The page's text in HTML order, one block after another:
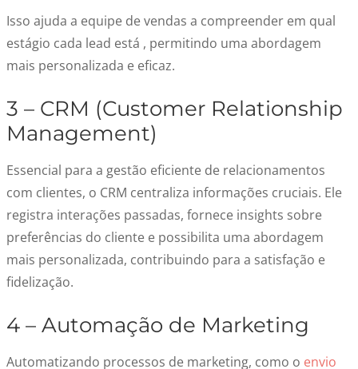
Isso ajuda a equipe de vendas a compreender em qual
estágio cada lead está , permitindo uma abordagem
mais personalizada e eficaz.
3 – CRM (Customer Relationship
Management)
Essencial para a gestão eficiente de relacionamentos
com clientes, o CRM centraliza informações cruciais. Ele
registra interações passadas, fornece insights sobre
preferências do cliente e possibilita uma abordagem
mais personalizada, contribuindo para a satisfação e
fidelização.
4 – Automação de Marketing
Automatizando processos de marketing, como o envio